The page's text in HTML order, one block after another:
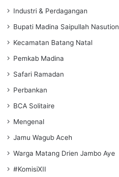
Industri & Perdagangan
Bupati Madina Saipullah Nasution
Kecamatan Batang Natal
Pemkab Madina
Safari Ramadan
Perbankan
BCA Solitaire
Mengenal
Jamu Wagub Aceh
Warga Matang Drien Jambo Aye
#KomisiXII